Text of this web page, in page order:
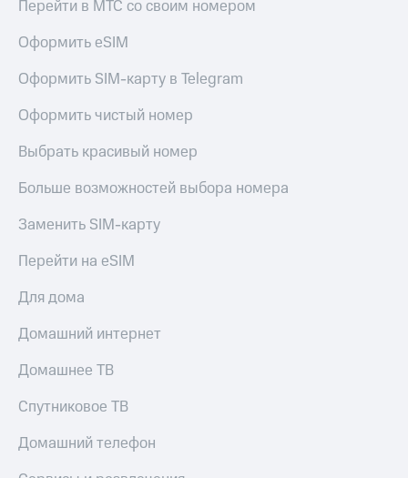
Перейти в МТС со своим номером
Оформить eSIM
Оформить SIM-карту в Telegram
Оформить чистый номер
Выбрать красивый номер
Больше возможностей выбора номера
Заменить SIM-карту
Перейти на eSIM
Для дома
Домашний интернет
Домашнее ТВ
Спутниковое ТВ
Домашний телефон